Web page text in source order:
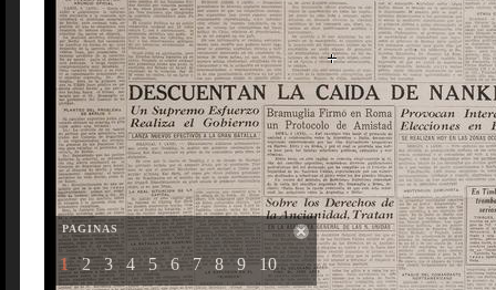
PAGINAS
1 2 3 4 5 6 7 8 9 10